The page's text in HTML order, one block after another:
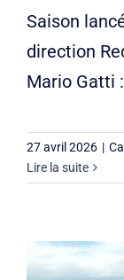
Saison
direction
Mario Gatti
27 avril 2026 |
Lire la suite